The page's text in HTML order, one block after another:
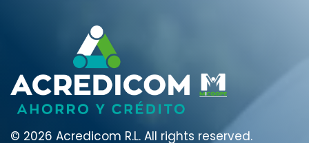
© 2026 Acredicom R.L. All rights reserved.